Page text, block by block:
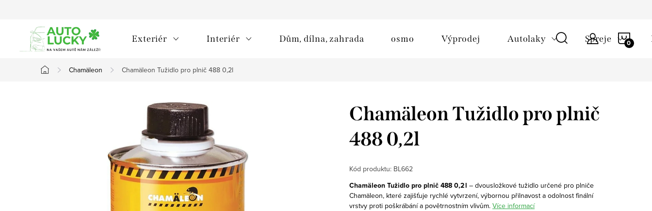
Exteriér Interiér Dům, dílna, zahrada osmo Výprodej Autolaky Spreje
Domů
Chamäleon Chamäleon Tužidlo pro plnič 488 0,2l
Chamäleon Tužidlo pro plnič
488 0,2l
Kód produktu: BL662
Chamäleon Tužidlo pro plnič 488 0,2 l – dvousložkové tužidlo určené pro plniče
Chamäleon, které zajišťuje rychlé vytvrzení, výbornou přilnavost a odolnost finální
vrstvy proti poškrábání a povětrnostním vlivům. Více informací